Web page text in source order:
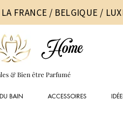
FRANCE / BELGIQUE /
Home
& Bien être Parfumé
BAIN ACCESSOIRES